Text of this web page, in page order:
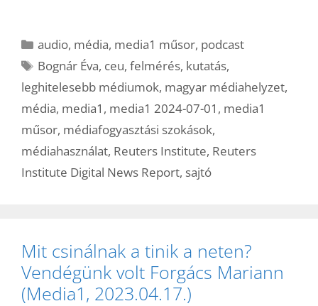
Kategória
audio, média, media1 műsor, podcast
Címkék
Bognár Éva, ceu,felmérés, kutatás,
leghitelesebb médiumok, magyar médiahelyzet,
média, media1 , media1 2024-07-01 , media1
műsor, médiafogyasztási szokások,
médiahasználat, Reuters Institute, Reuters
Institute Digital News Report, sajtó
Mit csinálnak a tinik a neten?
Vendégünk volt Forgács Mariann
(Media1, 2023.04.17.)